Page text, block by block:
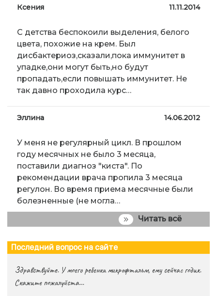
Ксения 11.11.2014
С детства беспокоили выделения, белого
цвета, похожие на крем. Был
дисбактериоз,сказали,пока иммунитет в
упадке,они могут быть,но будут
пропадать,если повышать иммунитет. Не
так давно проходила курс…
Эллина 14.06.2012
У меня не регулярный цикл. В прошлом
году месячных не было 3 месяца,
поставили диагноз "киста". По
рекомендации врача пропила 3 месяца
регулон. Во время приема месячные были
болезненные (не могла…
Читать всё
Последний вопрос на сайте
Здравствуйте. У моего ребенка микрофтальм, ему сейчас годик.
Скажите пожалуйста…